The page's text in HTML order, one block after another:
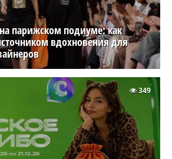
парижском подиуме: как
вдохновения для
349